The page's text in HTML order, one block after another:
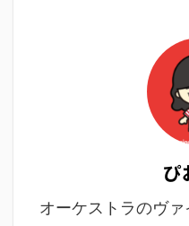
ぴ
オーケストラのヴ